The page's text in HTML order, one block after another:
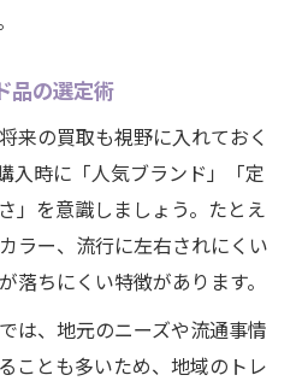
品の選定術
来の買取も視野に入れておく
入時に「人気ブランド」「定
」を意識しましょう。たとえ
ラー、流行に左右されにくい
落ちにくい特徴があります。
は、地元のニーズや流通事情
ことも多いため、地域のトレ